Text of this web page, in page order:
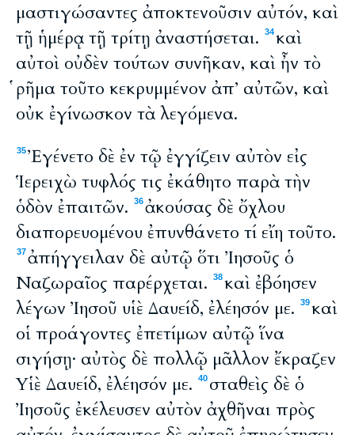
μαστιγώσαντες ἀποκτενοῦσιν αὐτόν, καὶ
τῇ ἡμέρᾳ τῇ τρίτῃ ἀναστήσεται.
34καὶ
αὐτοὶ οὐδὲν τούτων συνῆκαν, καὶ ἦν τὸ
ῥῆμα τοῦτο κεκρυμμένον ἀπ’ αὐτῶν, καὶ
οὐκ ἐγίνωσκον τὰ λεγόμενα.
35Ἐγένετο δὲ ἐν τῷ ἐγγίζειν αὐτὸν εἰς
Ἱερειχὼ τυφλός τις ἐκάθητο παρὰ τὴν
ὁδὸν ἐπαιτῶν.
36ἀκούσας δὲ ὄχλου
διαπορευομένου ἐπυνθάνετο τί εἴη τοῦτο.
37ἀπήγγειλαν δὲ αὐτῷ ὅτι Ἰησοῦς ὁ
Ναζωραῖος παρέρχεται.
38καὶ ἐβόησεν
λέγων Ἰησοῦ υἱὲ Δαυείδ, ἐλέησόν με.
39καὶ
οἱ προάγοντες ἐπετίμων αὐτῷ ἵνα
σιγήσῃ· αὐτὸς δὲ πολλῷ μᾶλλον ἔκραζεν
Υἱὲ Δαυείδ, ἐλέησόν με.
40 σταθεὶς δὲ ὁ
Ἰησοῦς ἐκέλευσεν αὐτὸν ἀχθῆναι πρὸς